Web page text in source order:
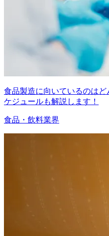
食品製造に向いているのは
ケジュールも解説します！
食品・飲料業界